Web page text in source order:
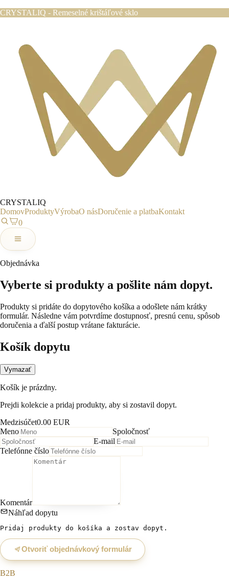
CRYSTALIQ - Remeselné krištáľové sklo
CRYSTALIQ
DomovProduktyVýrobaO násDoručenie a platbaKontakt
0
Objednávka
Vyberte si produkty a pošlite nám dopyt.
Produkty si pridáte do dopytového košíka a odošlete nám krátky
formulár. Následne vám potvrdíme dostupnosť, presnú cenu, spôsob
doručenia a ďalší postup vrátane fakturácie.
Košík dopytu
Vymazať
Košík je prázdny.
Prejdi kolekcie a pridaj produkty, aby si zostavil dopyt.
Medzisúčet0.00 EUR
Meno
Spoločnosť
E-mail
Telefónne číslo
Komentár
Náhľad dopytu
Pridaj produkty do košíka a zostav dopyt.
Otvoriť objednávkový formulár
B2B